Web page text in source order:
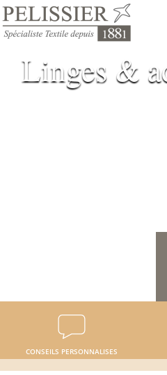
Linges &
CONSEILS PERSONNALISES